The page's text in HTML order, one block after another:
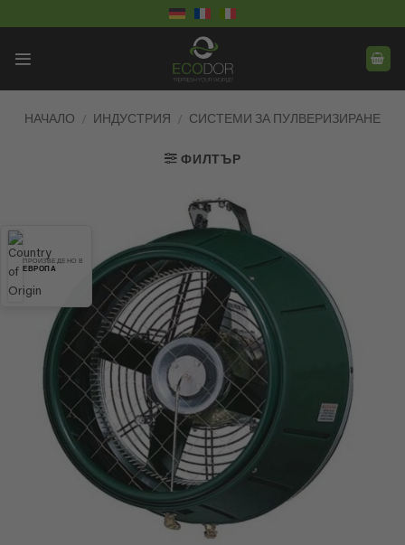
to
НАЧАЛО / ИНДУСТРИЯ / СИСТЕМИ ЗА ПУЛВЕРИЗИРАНЕ
ФИЛТЪР
ПРОИЗВЕДЕНО В
ЕВРОПА